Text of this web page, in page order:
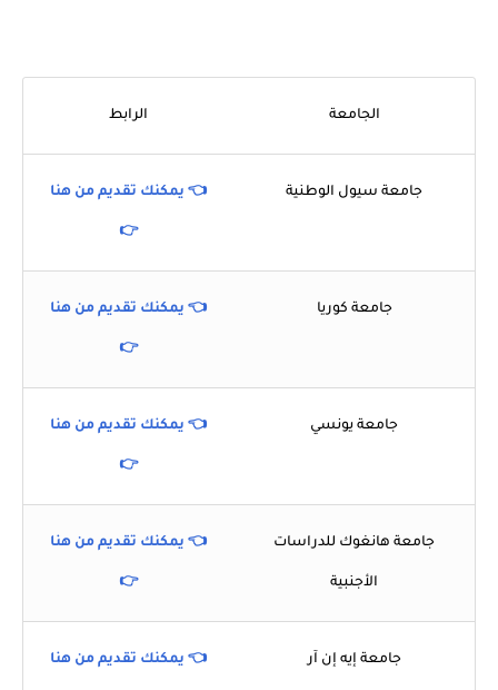
الجامعة الرابط
جامعة سيول الوطنية 👈 يمكنك تقديم من هنا
👉
جامعة كوريا 👈 يمكنك تقديم من هنا
👉
جامعة يونسي 👈 يمكنك تقديم من هنا
👉
جامعة هانغوك للدراسات
الأجنبية
👈 يمكنك تقديم من هنا
👉
جامعة إيه إن آر 👈 يمكنك تقديم من هنا